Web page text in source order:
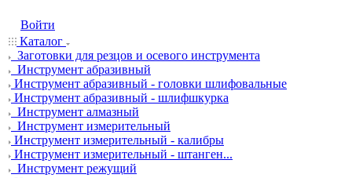
Войти
Каталог
Заготовки для резцов и осевого инструмента
Инструмент абразивный
Инструмент абразивный - головки шлифовальные
Инструмент абразивный - шлифшкурка
Инструмент алмазный
Инструмент измерительный
Инструмент измерительный - калибры
Инструмент измерительный - штанген...
Инструмент режущий